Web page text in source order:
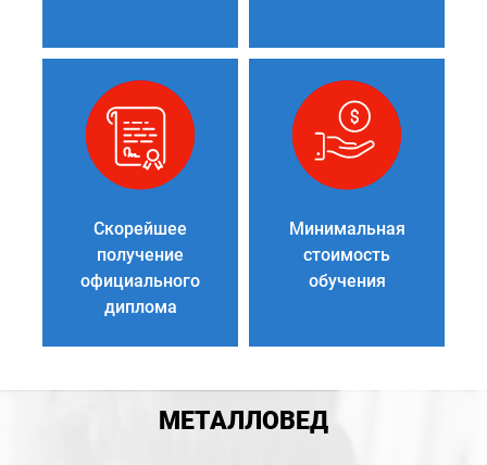
Скорейшее
получение
официального
диплома
Минимальная
стоимость
обучения
МЕТАЛЛОВЕД